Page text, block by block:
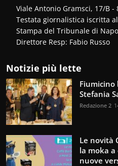
Viale Antonio Gramsci, 17/B -
Testata giornalistica iscritta
Stampa del Tribunale di
Direttore Resp: Fabio Russo
Notizie più lette
Fiumicino
Stefania
Redazione 2
Le novità
la moka a
nuove